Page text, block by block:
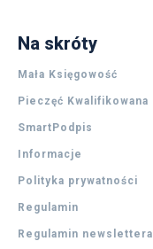
Na skróty
Mała Księgowość
Pieczęć Kwalifikowana
SmartPodpis
Informacje
Polityka prywatności
Regulamin
Regulamin newslettera